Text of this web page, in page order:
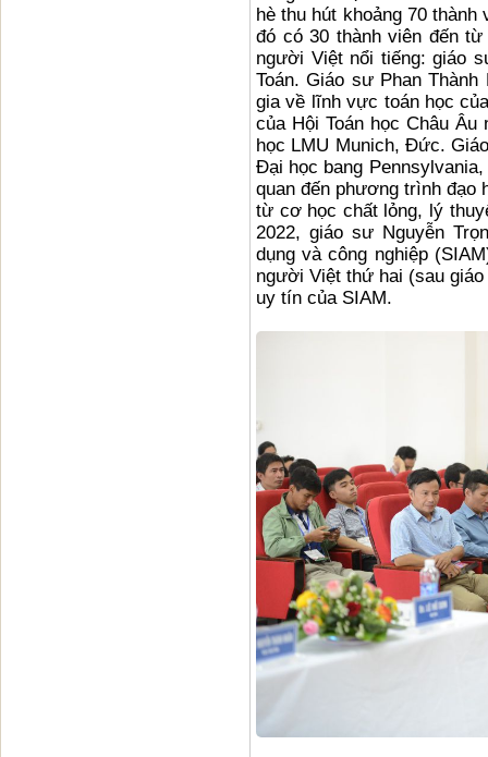
hè thu hút khoảng 70
đó có 30 thành viên đến
người Việt nổi tiếng: giáo
Toán. Giáo sư Phan
gia về lĩnh vực toán học
của Hội Toán học Châu
học LMU Munich, Đức.
Đại học bang
quan đến phương trình đạo
từ cơ học chất lỏng, lý
2022, giáo sư Nguyễn
dụng và công nghiệp
người Việt thứ hai (sau
uy tín của SIAM.